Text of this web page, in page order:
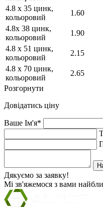
4.8 х 35 цинк,
кольоровий
1.60
4.8х 38 цинк,
кольоровий
1.90
4.8 х 51 цинк,
кольоровий
2.15
4.8 х 70 цинк,
кольоровий
2.65
Розгорнути
Довідатись ціну
Ваше Ім'я*
Дякуємо за заявку!
Мі зв'яжемося з вами